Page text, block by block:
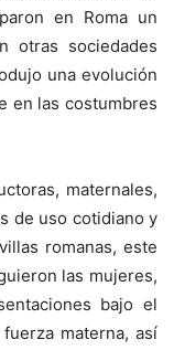
en Roma un
otras sociedades
una evolución
en las costumbres
maternales,
de uso cotidiano y
romanas, este
las mujeres,
bajo el
materna, así